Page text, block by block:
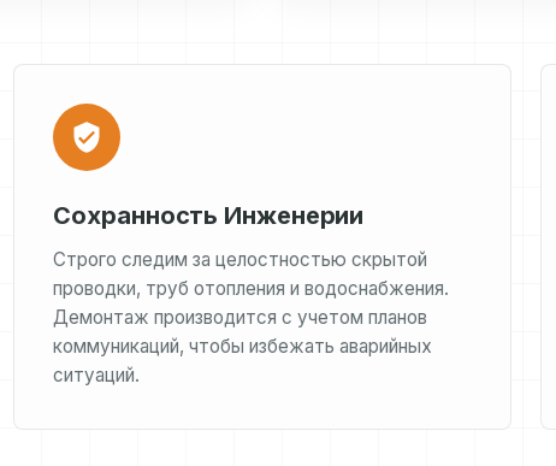
Сохранность Инженерии
Строго следим за целостностью скрытой
проводки, труб отопления и водоснабжения.
Демонтаж производится с учетом планов
коммуникаций, чтобы избежать аварийных
ситуаций.